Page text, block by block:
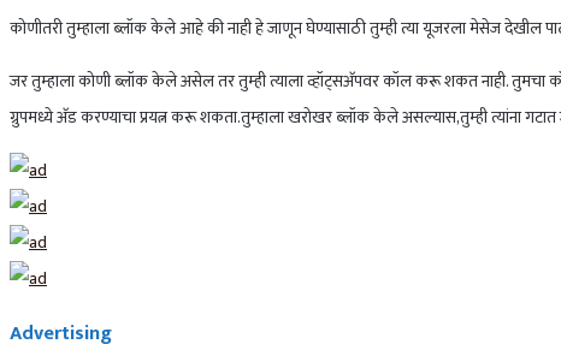
कोणीतरी तुम्हाला ब्लॉक केले आहे की नाही हे जाणून घेण्यासाठी तुम्ही त्या यूजरला मेसेज
जर तुम्हाला कोणी ब्लॉक केले असेल तर तुम्ही त्याला व्हॉट्सअ‍ॅपवर कॉल करू शकत नाही. तुमचा
ग्रुपमध्ये अ‍ॅड करण्याचा प्रयत्न करू शकता.तुम्हाला खरोखर ब्लॉक केले असल्यास,तुम्ही त्यांना गटात
Advertising